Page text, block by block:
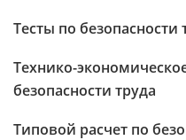
Тесты по безопасности
Технико-
безопасности труда
Типовой расчет по